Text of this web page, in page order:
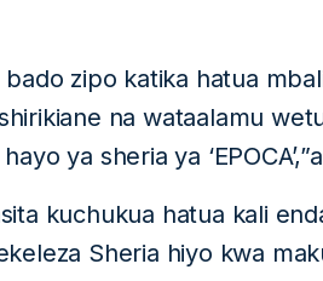
zipo katika hatua
na wataalamu
ya sheria ya
kuchukua hatua kali
Sheria hiyo kwa